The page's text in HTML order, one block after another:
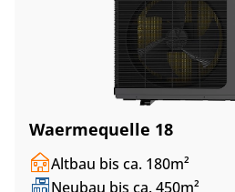
Waermequelle 18
Altbau bis ca. 180m²
Neubau bis ca. 450m²